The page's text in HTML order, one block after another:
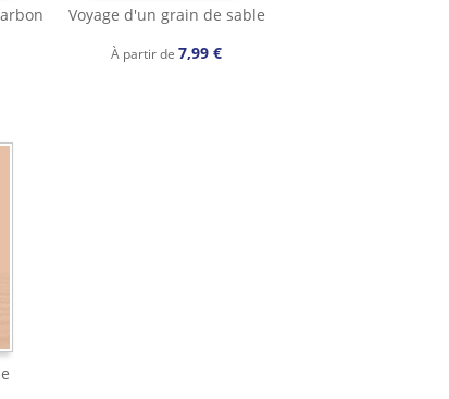
Voyage d'un grain de sable
À partir de 7,99 €